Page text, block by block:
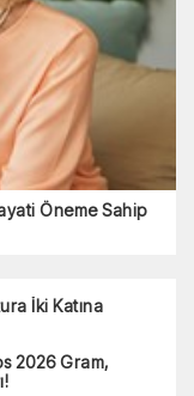
Öneme Sahip
İki Katına
2026 Gram,